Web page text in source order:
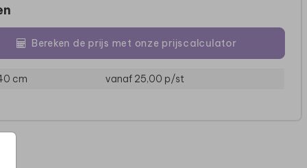
Bereken de prijs met onze prijscalculator
cm vanaf 25,00 p/st